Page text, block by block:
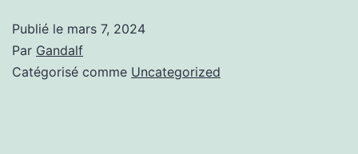
Publié le mars 7, 2024
Par Gandalf
Catégorisé comme Uncategorized